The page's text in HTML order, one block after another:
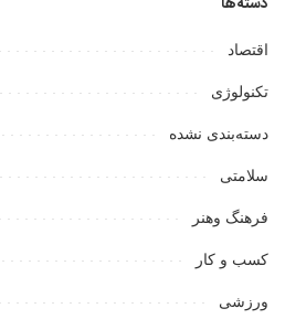
اقتصاد
تکنولوژی
دسته‌بندی نشده
سلامتی
فرهنگ وهنر
کسب و کار
ورزشی